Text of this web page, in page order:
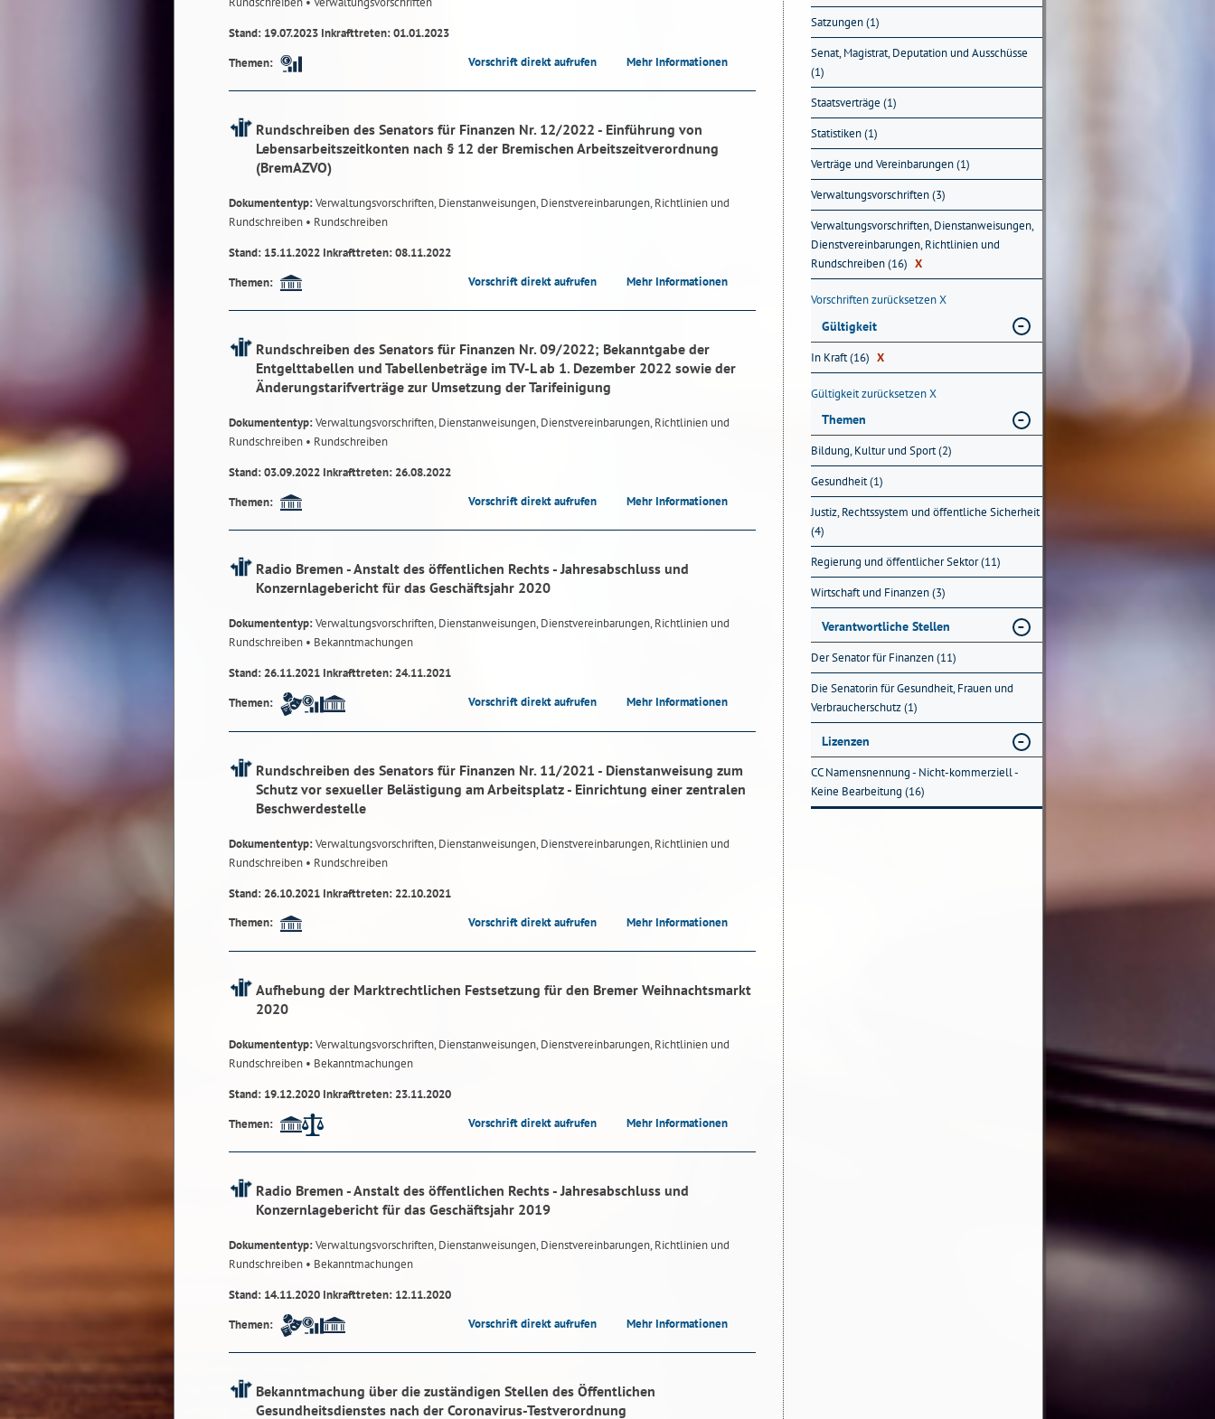
Stand: 19.07.2023 Inkrafttreten: 01.01.2023
Themen:
Vorschrift direkt aufrufen Mehr Informationen
Rundschreiben des Senators für Finanzen Nr. 12/2022 - Einführung von
Lebensarbeitszeitkonten nach § 12 der Bremischen Arbeitszeitverordnung
(BremAZVO)
Dokumententyp:Verwaltungsvorschriften, Dienstanweisungen, Dienstvereinbarungen, Richtlinien und
Rundschreiben • Rundschreiben
Stand: 15.11.2022 Inkrafttreten: 08.11.2022
Themen:
Vorschrift direkt aufrufen Mehr Informationen
Rundschreiben des Senators für Finanzen Nr. 09/2022; Bekanntgabe der
Entgelttabellen und Tabellenbeträge im TV-L ab 1. Dezember 2022 sowie der
Änderungstarifverträge zur Umsetzung der Tarifeinigung
Dokumententyp:Verwaltungsvorschriften, Dienstanweisungen, Dienstvereinbarungen, Richtlinien und
Rundschreiben • Rundschreiben
Stand: 03.09.2022 Inkrafttreten: 26.08.2022
Themen:
Vorschrift direkt aufrufen Mehr Informationen
Radio Bremen - Anstalt des öffentlichen Rechts - Jahresabschluss und
Konzernlagebericht für das Geschäftsjahr 2020
Dokumententyp:Verwaltungsvorschriften, Dienstanweisungen, Dienstvereinbarungen, Richtlinien und
Rundschreiben • Bekanntmachungen
Stand: 26.11.2021 Inkrafttreten: 24.11.2021
Themen:
Vorschrift direkt aufrufen Mehr Informationen
Rundschreiben des Senators für Finanzen Nr. 11/2021 - Dienstanweisung zum
Schutz vor sexueller Belästigung am Arbeitsplatz - Einrichtung einer zentralen
Beschwerdestelle
Dokumententyp:Verwaltungsvorschriften, Dienstanweisungen, Dienstvereinbarungen, Richtlinien und
Rundschreiben • Rundschreiben
Stand: 26.10.2021 Inkrafttreten: 22.10.2021
Themen:
Vorschrift direkt aufrufen Mehr Informationen
Aufhebung der Marktrechtlichen Festsetzung für den Bremer Weihnachtsmarkt
2020
Dokumententyp:Verwaltungsvorschriften, Dienstanweisungen, Dienstvereinbarungen, Richtlinien und
Rundschreiben • Bekanntmachungen
Stand: 19.12.2020 Inkrafttreten: 23.11.2020
Themen:
Vorschrift direkt aufrufen Mehr Informationen
Radio Bremen - Anstalt des öffentlichen Rechts - Jahresabschluss und
Konzernlagebericht für das Geschäftsjahr 2019
Dokumententyp:Verwaltungsvorschriften, Dienstanweisungen, Dienstvereinbarungen, Richtlinien und
Rundschreiben • Bekanntmachungen
Stand: 14.11.2020 Inkrafttreten: 12.11.2020
Themen:
Vorschrift direkt aufrufen Mehr Informationen
Bekanntmachung über die zuständigen Stellen des Öffentlichen
Gesundheitsdienstes nach der Coronavirus-Testverordnung
Satzungen (1)
Senat, Magistrat, Deputation und Ausschüsse
(1)
Staatsverträge (1)
Statistiken (1)
Verträge und Vereinbarungen (1)
Verwaltungsvorschriften (3)
Verwaltungsvorschriften, Dienstanweisungen,
Dienstvereinbarungen, Richtlinien und
Rundschreiben (16) X
Vorschriften zurücksetzenX
Gültigkeit
In Kraft (16) X
Gültigkeit zurücksetzenX
Themen
Bildung, Kultur und Sport (2)
Gesundheit (1)
Justiz, Rechtssystem und öffentliche Sicherheit
(4)
Regierung und öffentlicher Sektor (11)
Wirtschaft und Finanzen (3)
Verantwortliche Stellen
Der Senator für Finanzen (11)
Die Senatorin für Gesundheit, Frauen und
Verbraucherschutz (1)
Lizenzen
CC Namensnennung - Nicht-kommerziell -
Keine Bearbeitung (16)